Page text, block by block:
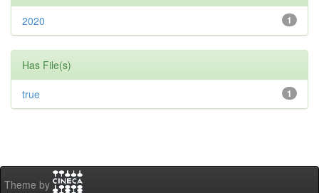
1
2020
Has File(s)
1
true
Theme by